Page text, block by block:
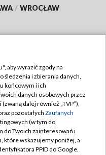
/ WROCŁAW
TVP
aby wyrazić zgody na
śledzenia i zbierania danych,
końcowym i ich
danych osobowych przez
dalej również „TVP”),
pozostałych Zaufanych
(w tym do
do Twoich zainteresowań i
które wskazujemy poniżej, a
PPID do Google.